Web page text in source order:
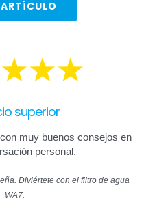
superior
muy buenos consejos en
personal.
Diviértete con el filtro de agua
WA7.